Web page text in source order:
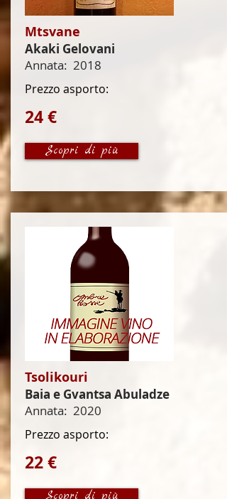
Mtsvane
Akaki Gelovani
Annata: 2018
Prezzo asporto:
24 €
Scopri di più
Tsolikouri
Baia e Gvantsa Abuladze
Annata: 2020
Prezzo asporto:
22 €